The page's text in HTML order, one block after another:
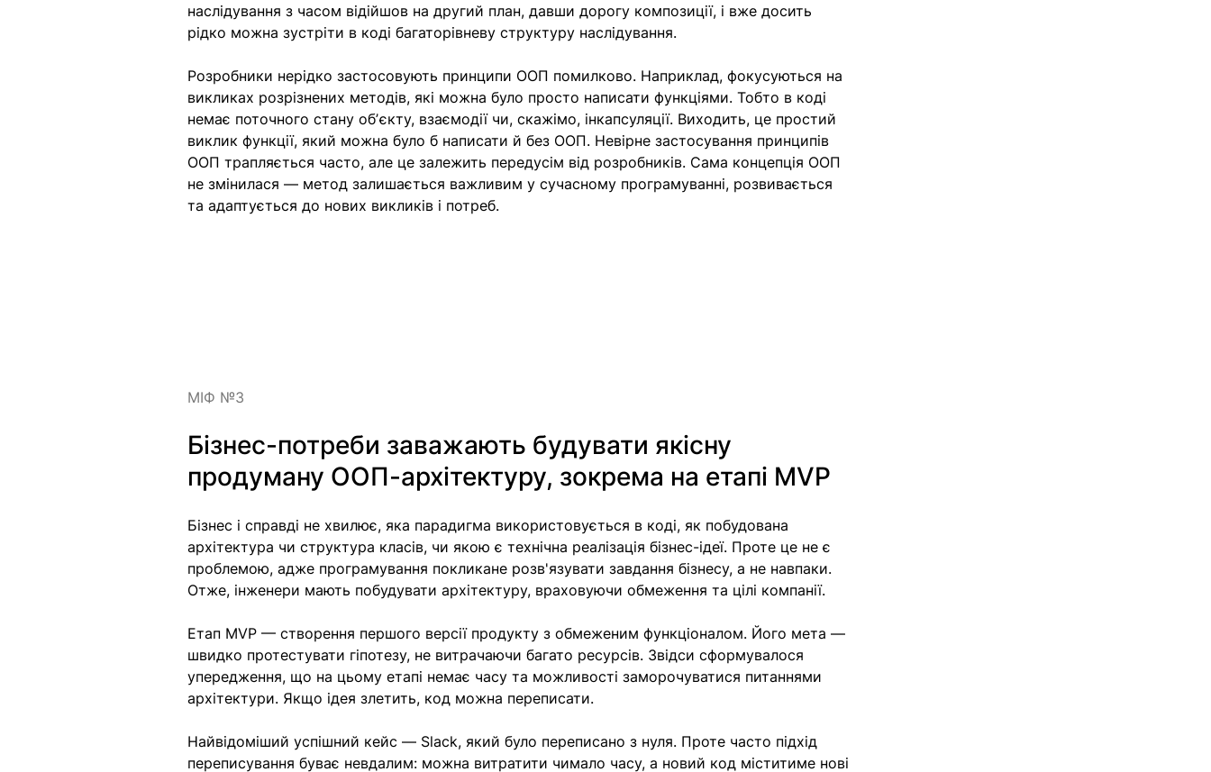
наслідування з часом відійшов на другий план, давши дорогу композиції, і вже досить
рідко можна зустріти в коді багаторівневу структуру наслідування.
Розробники нерідко застосовують принципи ООП помилково. Наприклад, фокусуються на
викликах розрізнених методів, які можна було просто написати функціями. Тобто в коді
немає поточного стану обʼєкту, взаємодії чи, скажімо, інкапсуляції. Виходить, це простий
виклик функції, який можна було б написати й без ООП. Невірне застосування принципів
ООП трапляється часто, але це залежить передусім від розробників. Сама концепція ООП
не змінилася — метод залишається важливим у сучасному програмуванні, розвивається
та адаптується до нових викликів і потреб.
МІФ №3
Бізнес-потреби заважають будувати якісну
продуману ООП-архітектуру, зокрема на етапі MVP
Бізнес і справді не хвилює, яка парадигма використовується в коді, як побудована
архітектура чи структура класів, чи якою є технічна реалізація бізнес-ідеї. Проте це не є
проблемою, адже програмування покликане розв'язувати завдання бізнесу, а не навпаки.
Отже, інженери мають побудувати архітектуру, враховуючи обмеження та цілі компанії.
Етап MVP — створення першого версії продукту з обмеженим функціоналом. Його мета —
швидко протестувати гіпотезу, не витрачаючи багато ресурсів. Звідси сформувалося
упередження, що на цьому етапі немає часу та можливості заморочуватися питаннями
архітектури. Якщо ідея злетить, код можна переписати.
Найвідоміший успішний кейс — Slack, який було переписано з нуля. Проте часто підхід
переписування буває невдалим: можна витратити чимало часу, а новий код міститиме нові